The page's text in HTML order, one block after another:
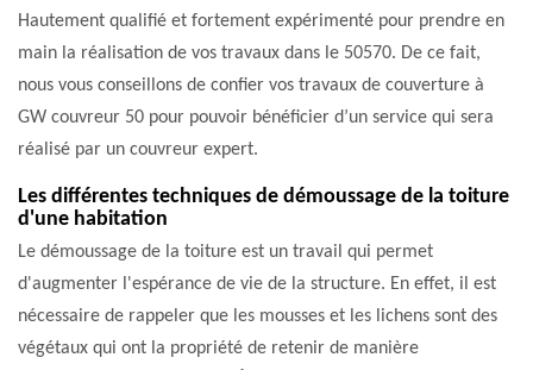
Hautement qualifié et fortement expérimenté pour prendre en
main la réalisation de vos travaux dans le 50570. De ce fait,
nous vous conseillons de confier vos travaux de couverture à
GW couvreur 50 pour pouvoir bénéficier d’un service qui sera
réalisé par un couvreur expert.
Les différentes techniques de démoussage de la toiture
d'une habitation
Le démoussage de la toiture est un travail qui permet
d'augmenter l'espérance de vie de la structure. En effet, il est
nécessaire de rappeler que les mousses et les lichens sont des
végétaux qui ont la propriété de retenir de manière